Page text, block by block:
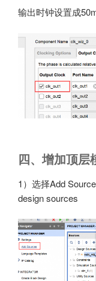
输出时钟设置成
四、增加顶层
1）选择Add
design sources